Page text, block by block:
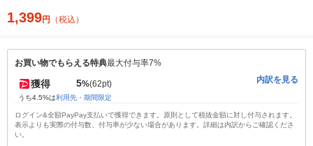
1,399円 （税込）
お買い物でもらえる特典最大付与率7%
獲得 5%(62pt)
うち4.5%は利用先・期間限定
内訳を見る
ログイン&全額PayPay支払いで獲得できます。原則として税抜金額に対し付与されます。
表示よりも実際の付与数、付与率が少ない場合があります。詳細は内訳からご確認くださ
い。